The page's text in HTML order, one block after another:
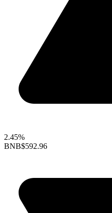
2.45%
BNB$592.96